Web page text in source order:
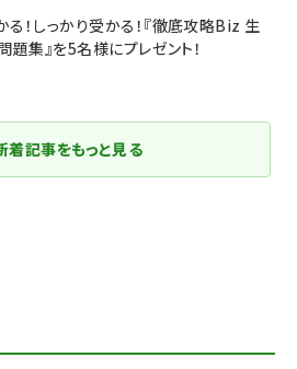
！しっかり受かる！『徹底攻略Biz 生
集』を5名様にプレゼント！
着記事をもっと見る